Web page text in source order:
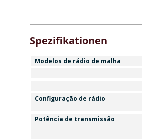
Spezifikationen
Modelos de rádio de malha
Configuração de rádio
Potência de transmissão